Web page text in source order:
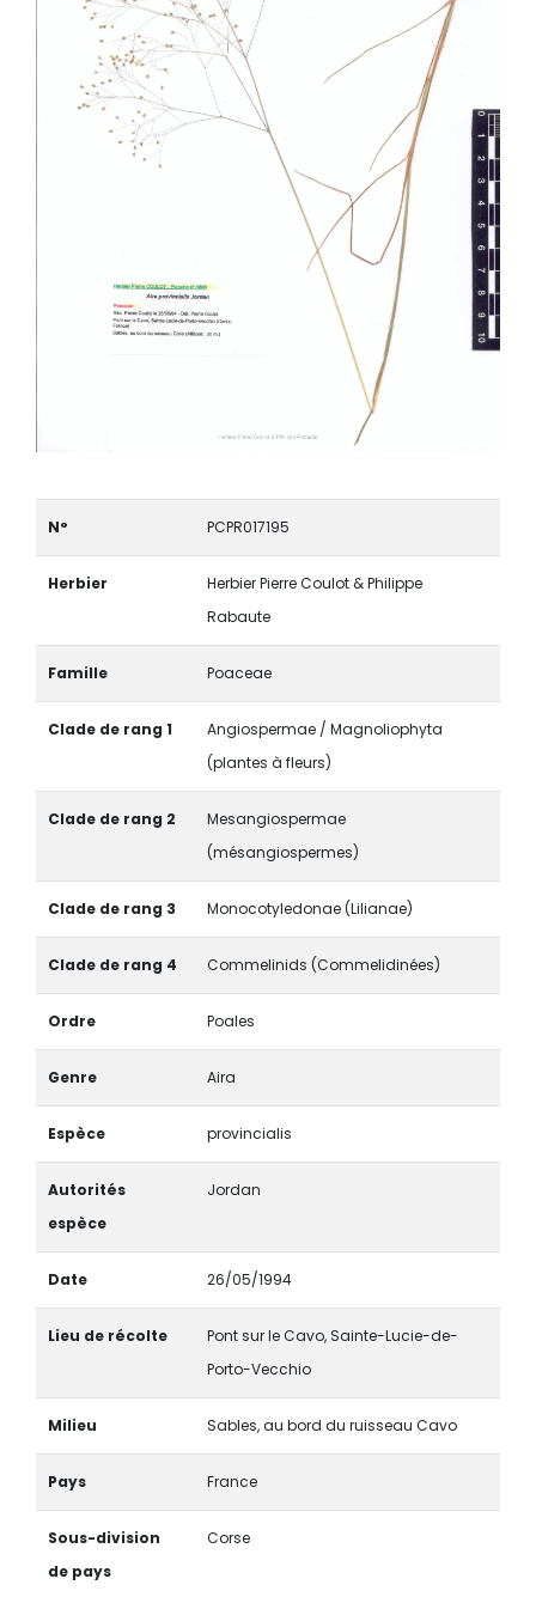
N° PCPR017195
Herbier
Herbier Pierre Coulot & Philippe
Rabaute
Famille Poaceae
Clade de rang 1
Angiospermae / Magnoliophyta
(plantes à fleurs)
Clade de rang 2
Mesangiospermae
(mésangiospermes)
Clade de rang 3 Monocotyledonae (Lilianae)
Clade de rang 4 Commelinids (Commelidinées)
Ordre Poales
Genre Aira
Espèce provincialis
Autorités
espèce
Jordan
Date 26/05/1994
Lieu de récolte
Pont sur le Cavo, Sainte-Lucie-de-
Porto-Vecchio
Milieu Sables, au bord du ruisseau Cavo
Pays France
Sous-division
de pays
Corse